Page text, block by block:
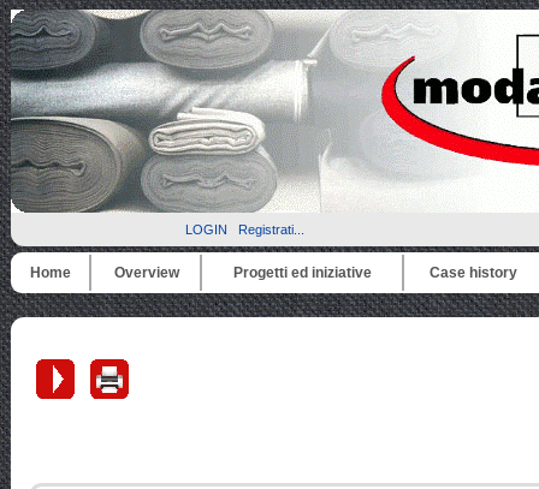
LOGIN Registrati...
Home Overview Progetti ed iniziative Case history